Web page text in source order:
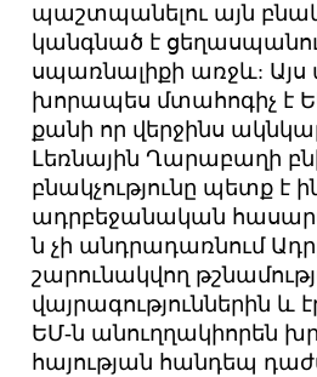
պաշտպանելու այն
կանգնած է
սպառնալիքի առջև: Այս
խորապես մտահոգիչ է
քանի որ վերջինս
Լեռնային Ղարաբաղի
բնակչությունը պետք է
ադրբեջանական
ն չի անդրադառնում
շարունակվող
վայրագություններին և
ԵՄ-ն անուղղակիորեն
հայության հանդեպ